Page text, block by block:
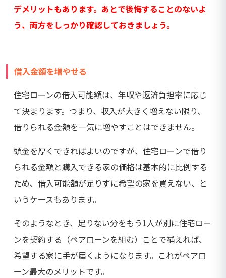
デメリットもあります。あとで後悔することのないよ
う、両方をしっかり確認しておきましょう。
借入金額を増やせる
住宅ローンの借入可能額は、年収や返済負担率に応じ
て決まります。つまり、収入が大きく増えない限り、
借りられる金額を一気に増やすことはできません。
頭金を厚くできればよいのですが、住宅ローンで借り
られる金額と購入できる家の価格は基本的に比例する
ため、借入可能額が足りずに希望の家を買えない、と
いうケースもあります。
そのようなとき、足りない分をもう1人が別に住宅ロー
ンを契約する（ペアローンを組む）ことで補えれば、
希望する家に手が届くようになります。これがペアロ
ーン最大のメリットです。